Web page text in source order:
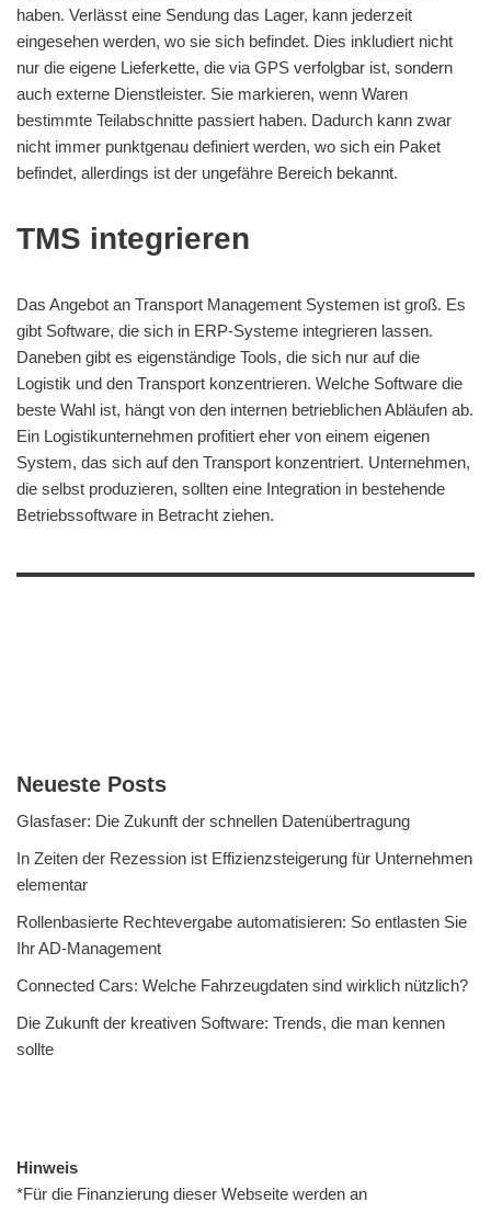
haben. Verlässt eine Sendung das Lager, kann jederzeit
eingesehen werden, wo sie sich befindet. Dies inkludiert nicht
nur die eigene Lieferkette, die via GPS verfolgbar ist, sondern
auch externe Dienstleister. Sie markieren, wenn Waren
bestimmte Teilabschnitte passiert haben. Dadurch kann zwar
nicht immer punktgenau definiert werden, wo sich ein Paket
befindet, allerdings ist der ungefähre Bereich bekannt.
TMS integrieren
Das Angebot an Transport Management Systemen ist groß. Es
gibt Software, die sich in ERP-Systeme integrieren lassen.
Daneben gibt es eigenständige Tools, die sich nur auf die
Logistik und den Transport konzentrieren. Welche Software die
beste Wahl ist, hängt von den internen betrieblichen Abläufen ab.
Ein Logistikunternehmen profitiert eher von einem eigenen
System, das sich auf den Transport konzentriert. Unternehmen,
die selbst produzieren, sollten eine Integration in bestehende
Betriebssoftware in Betracht ziehen.
Neueste Posts
Glasfaser: Die Zukunft der schnellen Datenübertragung
In Zeiten der Rezession ist Effizienzsteigerung für Unternehmen
elementar
Rollenbasierte Rechtevergabe automatisieren: So entlasten Sie
Ihr AD-Management
Connected Cars: Welche Fahrzeugdaten sind wirklich nützlich?
Die Zukunft der kreativen Software: Trends, die man kennen
sollte
Hinweis
*Für die Finanzierung dieser Webseite werden an